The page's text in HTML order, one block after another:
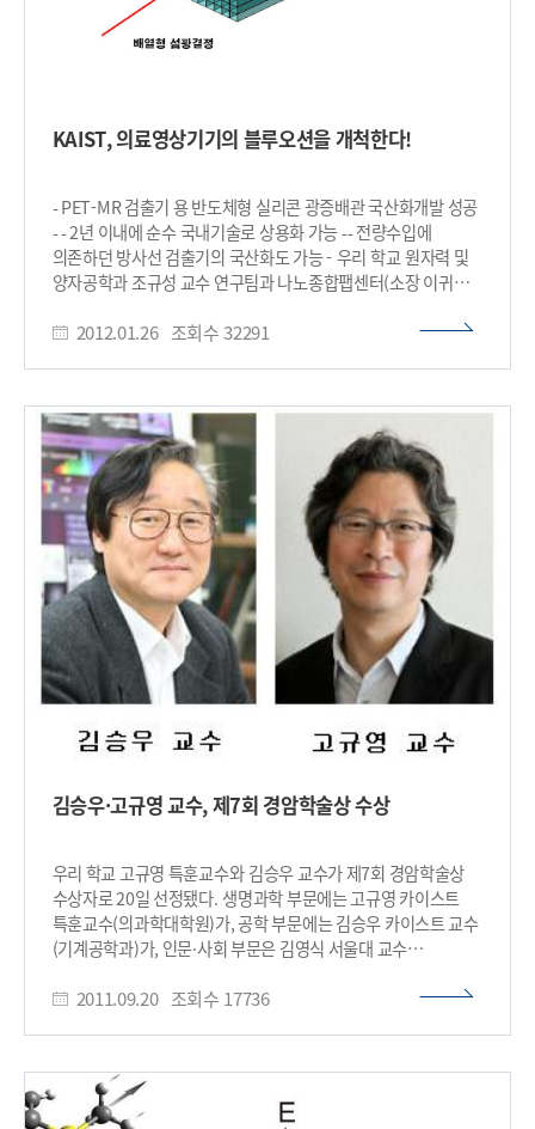
KAIST, 의료영상기기의 블루오션을 개척한다!
- PET-MR 검출기 용 반도체형 실리콘 광증배관 국산화개발 성공
- - 2년 이내에 순수 국내기술로 상용화 가능 -- 전량수입에
의존하던 방사선 검출기의 국산화도 가능 - 우리 학교 원자력 및
양자공학과 조규성 교수 연구팀과 나노종합팹센터(소장 이귀로)
MR의 핵심소자인 ‘실리콘 광증배관(SiPM)’을 개발하는 데
MR 가격이 약 50억원인데 이 부품은 전체 가격의 10% 이상을
차지할 정도로 매우 고가다. 실리콘 광증배관의 필요성이 최근
들어 크게 대두되고 있지만, 개발이 어려워 전 세계에서 독일,
일본, 미국 등 선진국들만 이 기술을 보유하고 있다. 앞으로 조
교수 연구팀이 개발한 기술이 상용화되면 국내시장 규모가
2010년 3000억원에 달했으나 국산 부품이 전무했던 PET
분야에서 커다란 경제적 파급효과를 낼 것으로 예상된다. PET-
MR은 인체조직의 해부학적 영상과 물질대사의 분석이 가능한
자기공명영상기기(MRI, Magnetic Resonance Imaging)와
인체의 세포활동과 대사상태를 분자 수준까지 분석할 수 있는
양전자방출단층촬영기기(PET, Positron Emission
Tomography)의 장점이 결합된 최첨단 의료영상기기다. 이처럼
PET와 MRI의 장점만 갖춘 꿈의 의료영상기기인 PET-MR의
상용화를 위해 실리콘 광증배관 개발이 필수적이다. 진공관식
광증배관을 이용하는 기존의 PET는 MR장비의 강한 자기장으로
낮은 PET 감마선 섬광신호를 측정하는 실리콘 광증배관의
동시에 향상시켰다. 또 소자 내부증폭을 통해 저조도의 광량을
100만배 증폭 시킬 수 있어 단일광자까지 측정 가능하도록
만들었다. 이와 함께 제작 공정을 단순화해 진공관식 광증배관
대비 1/10 수준의 가격경쟁력을 갖췄으며, 크기는 1/1000
수준으로 소형화를 실현했다. 조 교수 연구팀이 개발한 실리콘
광증배관은 올해 동물실험을 거쳐 앞으로 2년 이내에 우선적으로
뇌전용 PET-MR에 적용해 상용화할 계획이다. 조규성 교수는
“실리콘 광증배관의 국산화를 통해 PET와 같은 의료영상기기는
우리나라로서는 전량 수입에 의존하는 방사선 검출기의 국산화도
가능하게 됐다”며 “원전수출의 급물살에 이어 국내 방사선기기
2012.01.26 조회수32291
김승우·고규영 교수, 제7회 경암학술상 수상
우리 학교 고규영 특훈교수와 김승우 교수가 제7회 경암학술상
수상자로 20일 선정됐다. 생명과학 부문에는 고규영 카이스트
특훈교수(의과학대학원)가, 공학 부문에는 김승우 카이스트 교수
(기계공학과)가, 인문·사회 부문은 김영식 서울대 교수
수상자로 자연과학부문에는 홍병희 서울대 교수(화학과)가 각각
역사학자인 박병선 박사가 선정됐다. 고 교수는
안지오포이에틴-1이라는 새로운 단백질이 혈관 신생 유도
물질이라는 것을 세계 최초로 밝혀 혈관과 림프관의 생성,
2011.09.20 조회수 17736